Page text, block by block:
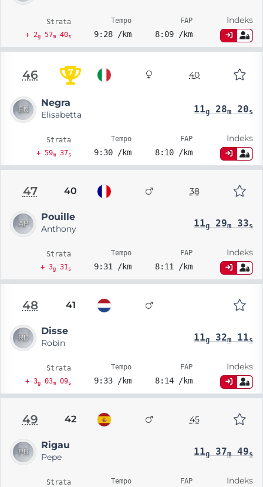
Strata
+ 2g57m40s
Tempo
9:28 /km
FAP
8:09 /km
Indeks
46 7 40
Negra
Elisabetta 11g28m20s
Strata
+ 59m37s
Tempo
9:30 /km
FAP
8:10 /km
Indeks
47 40 38
Pouille
Anthony 11g29m33s
Strata
+ 3g31s
Tempo
9:31 /km
FAP
8:11 /km
Indeks
48 41
Disse
Robin 11g32m11s
Strata
+ 3g03m09s
Tempo
9:33 /km
FAP
8:14 /km
Indeks
49 42 45
Rigau
Pepe 11g37m49s
Strata
Tempo FAP Indeks